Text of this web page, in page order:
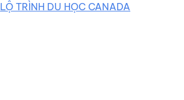
LỘ TRÌNH DU HỌC CANADA